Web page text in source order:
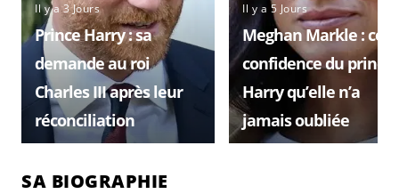
Il y a 3 Jours
Prince Harry : sa
demande au roi
Charles III après leur
réconciliation
Il y a 5 Jours
Meghan Markle :
confidence du prince
Harry qu’elle n’a
jamais oubliée
SA BIOGRAPHIE